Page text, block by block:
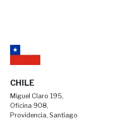
CHILE
Miguel Claro 195,
Oficina 908,
Providencia, Santiago